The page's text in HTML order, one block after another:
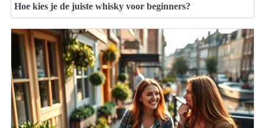
Hoe kies je de juiste whisky voor beginners?